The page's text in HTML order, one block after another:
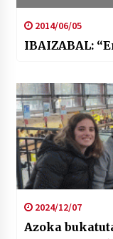
2014/06/05
IBAIZABAL:
2024/12/07
Azoka